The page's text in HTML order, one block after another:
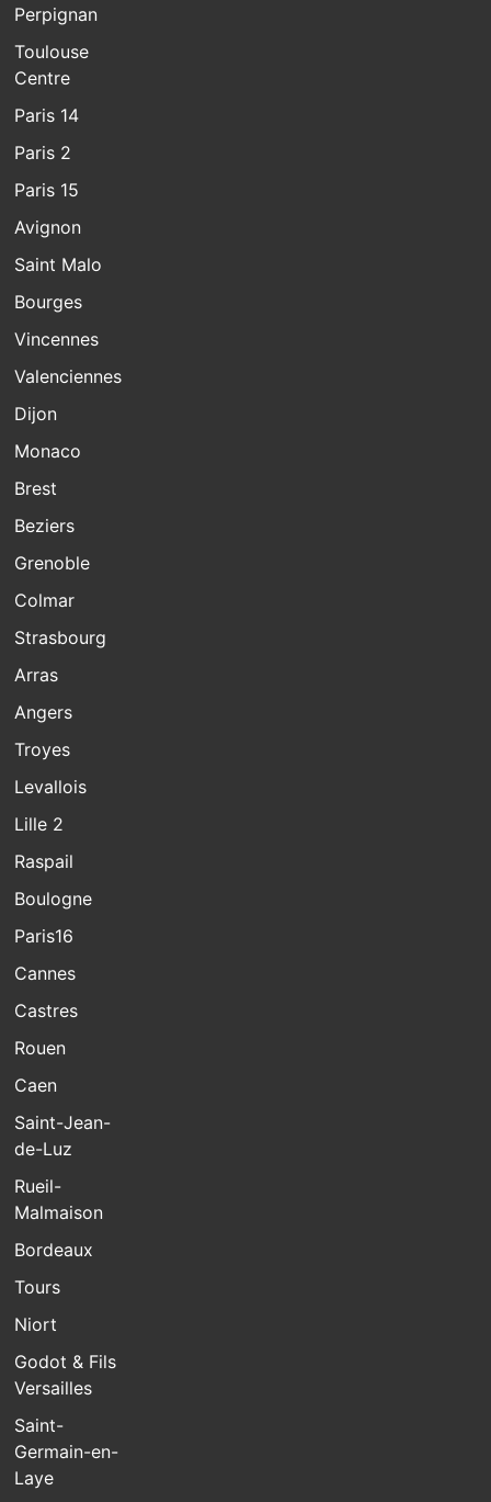
Perpignan
Toulouse
Centre
Paris 14
Paris 2
Paris 15
Avignon
Saint Malo
Bourges
Vincennes
Valenciennes
Dijon
Monaco
Brest
Beziers
Grenoble
Colmar
Strasbourg
Arras
Angers
Troyes
Levallois
Lille 2
Raspail
Boulogne
Paris16
Cannes
Castres
Rouen
Caen
Saint-Jean-
de-Luz
Rueil-
Malmaison
Bordeaux
Tours
Niort
Godot & Fils
Versailles
Saint-
Germain-en-
Laye